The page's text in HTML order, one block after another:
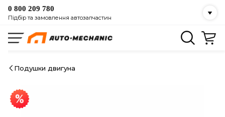
0 800 209 780
Підбір та замовлення автозапчастин
Подушки двигуна